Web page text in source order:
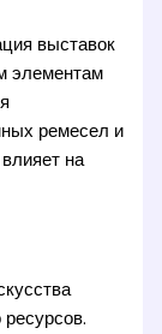
выставок
элементам
ремесел и
на